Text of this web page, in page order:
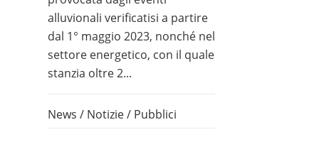
alluvionali verificatisi a partire
dal 1° maggio 2023, nonché nel
settore energetico, con il quale
stanzia oltre 2...
News / Notizie/ Pubblici